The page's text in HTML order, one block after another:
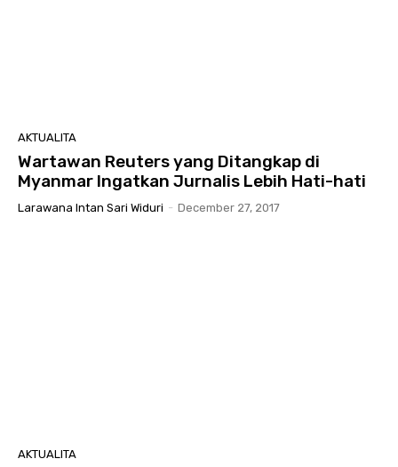
AKTUALITA
Wartawan Reuters yang Ditangkap di
Myanmar Ingatkan Jurnalis Lebih Hati-hati
Larawana Intan Sari Widuri - December 27, 2017
AKTUALITA